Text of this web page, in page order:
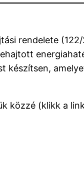
rendelete
készítsen,
közzé (klikk a